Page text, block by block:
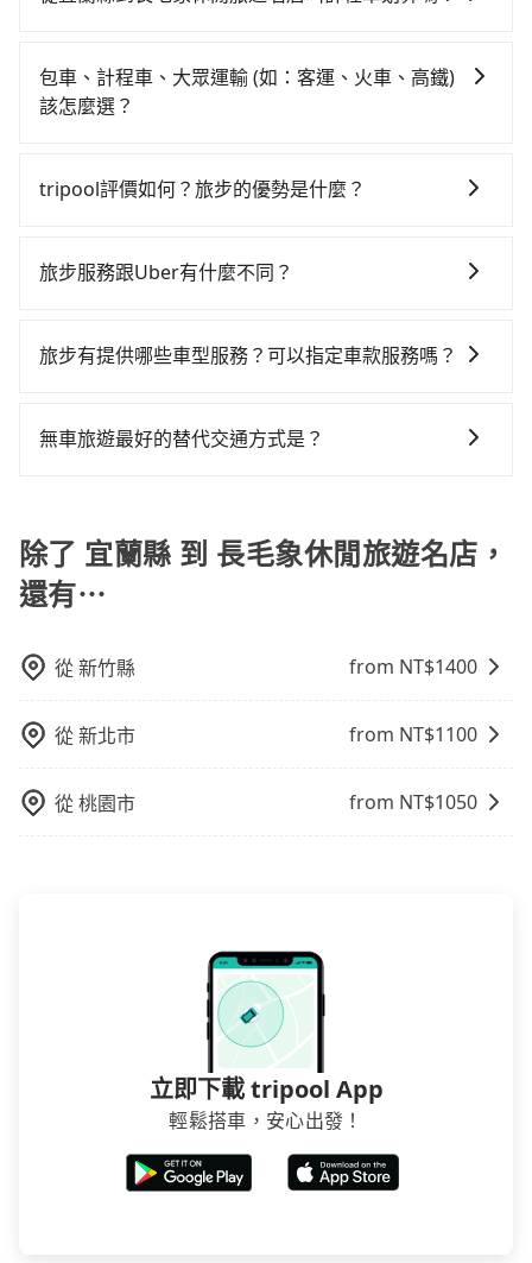
北高鐵站，每人票價40元，再用15分鐘出站、等待車站
前排班的計程車，搭上小黃後約花20分鐘、車費300元
交通費總計2,040元。不過宜蘭縣領有合法執照的計程車
運攔到一輛小黃了，宜蘭縣少部分小黃司機不按表收
元，費時54分鐘。選擇搭乘高鐵而不預約包車，不僅至
$115~205承租小轎車，每公里再額外加收$3.2，從宜蘭
縣（五結鄉）到長毛象休閒旅遊名店的花費預估為
40元路邊停車費用預估進去，但額外的汽車保險與可能
的車款，如果人數超過四位，更是沒有較大的七人座或
凹的車門仍未被修理，每一次租車都好像在開樂透一
車位，對於急著用車或者要載其他乘客的人來說就有不
就顯得非常不便。
灣大車隊、Uber、Line Taxi、Yoxi等，如果在路邊攔不
到車，也可考慮打電話至宜蘭安心計程車隊等叫車看
預約，或偏好臨時叫車，那要注意宜蘭縣僅有合法計程
蘭縣有些計程車司機不按錶計費，約有47%會採現場議
但當你們人數超過四位時，叫兩輛計程車的費用就貴
包車、計程車、大眾運輸 (如：客運、火車、高鐵)
該怎麼選？
擇： 預算：不同交通工具價格不同，可先確定您的預
比較寬鬆且不介意耗時轉乘可選大眾運輸或較貴的計程
車。 時間：需在特定時間到達目的地可選包車或計程
則可搭乘大眾運輸。
tripool評價如何？旅步的優勢是什麼？
定及可靠的，大多數的使用者都給予了高分評價。此
車前一日凌晨6點前取消均可無條件全額退費的承諾，讓
旅步服務跟Uber有什麼不同？
中長程提供最優惠的價格。 (3) 全台服務，不分城市與郊
旅步有提供哪些車型服務？可以指定車款服務嗎？
指定車款服務的需求，可以先將您的需先提供旅步，會
無車旅遊最好的替代交通方式是？
公車、捷運、客運等，或者考慮租車。如果您想要更便
利的出行方式，您也可以選擇使用像是旅步提供的包車
服務，由專人到府接送，讓您更加輕鬆自在。
除了 宜蘭縣 到 長毛象休閒旅遊名店，
還有⋯
從新竹縣 from NT$1400
從新北市 from NT$1100
從桃園市 from NT$1050
立即下載 tripool App
輕鬆搭車，安心出發！